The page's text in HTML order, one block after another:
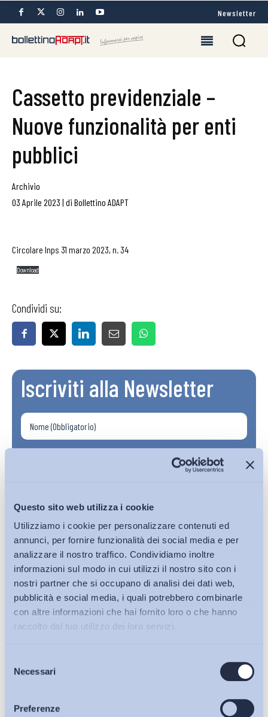
Questo sito web utilizza i cookie
Utilizziamo i cookie per personalizzare contenuti ed
annunci, per fornire funzionalità dei social media e per
analizzare il nostro traffico. Condividiamo inoltre
informazioni sul modo in cui utilizzi il nostro sito con i
nostri partner che si occupano di analisi dei dati web,
pubblicità e social media, i quali potrebbero combinarle
con altre informazioni che hai fornito loro o che hanno
raccolto dal tuo utilizzo dei loro servizi.
delNecessari
Preferenze
Bollettini ADAPT
Articoli
Newsletter
Cassetto previdenziale –
Nuove funzionalità per enti
pubblici
Archivio
03 Aprile 2023 | di Bollettino ADAPT
Circolare Inps 31 marzo 2023, n. 34
Download
Condividi su:
Iscriviti alla Newsletter